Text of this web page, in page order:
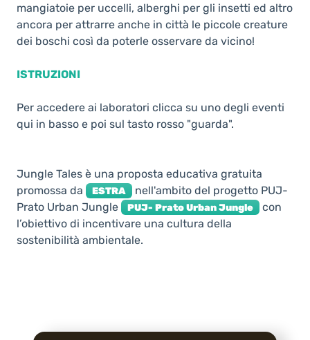
mangiatoie per uccelli, alberghi per gli insetti ed altro
ancora per attrarre anche in città le piccole creature
dei boschi così da poterle osservare da vicino!
ISTRUZIONI
Per accedere ai laboratori clicca su uno degli eventi
qui in basso e poi sul tasto rosso "guarda".
Jungle Tales è una proposta educativa gratuita
promossa da
ESTRA
nell'ambito del progetto PUJ-
Prato Urban Jungle
PUJ- Prato Urban Jungle
con
l’obiettivo di incentivare una cultura della
sostenibilità ambientale.